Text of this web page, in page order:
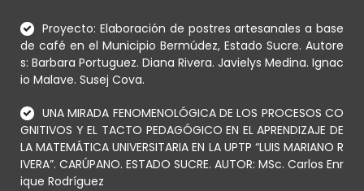
Proyecto: Elaboración de postres artesanales a base
de café en el Municipio Bermúdez, Estado Sucre. Autore
s: Barbara Portuguez. Diana Rivera. Javielys Medina. Ignac
io Malave. Susej Cova.
UNA MIRADA FENOMENOLÓGICA DE LOS PROCESOS CO
GNITIVOS Y EL TACTO PEDAGÓGICO EN EL APRENDIZAJE DE
LA MATEMÁTICA UNIVERSITARIA EN LA UPTP “LUIS MARIANO R
IVERA”. CARÚPANO. ESTADO SUCRE. AUTOR: MSc. Carlos Enr
ique Rodríguez